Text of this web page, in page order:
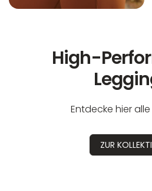
High-
Entdecke hier
ZUR